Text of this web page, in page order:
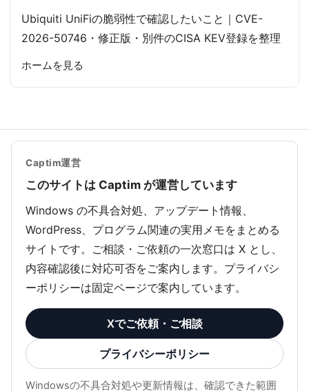
Ubiquiti UniFiの脆弱性で確認したいこと｜CVE-
2026-50746・修正版・別件のCISA KEV登録を整理
ホームを見る
Captim運営
このサイトは Captim が運営しています
Windows の不具合対処、アップデート情報、
WordPress、プログラム関連の実用メモをまとめる
サイトです。ご相談・ご依頼の一次窓口は X とし、
内容確認後に対応可否をご案内します。プライバシ
ーポリシーは固定ページで案内しています。
Xでご依頼・ご相談
プライバシーポリシー
Windowsの不具合対処や更新情報は、確認できた範囲